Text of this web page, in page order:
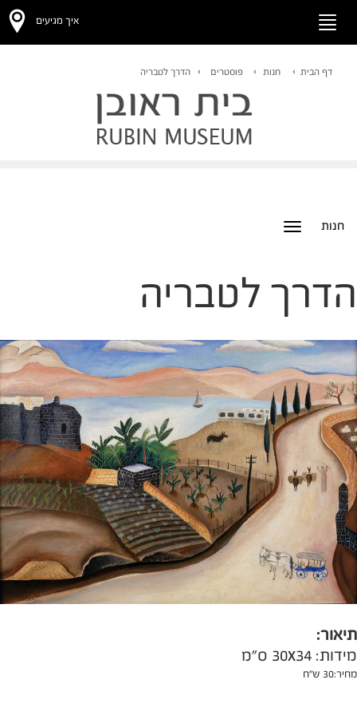
Toggle
איך מגיעים
דף הבית חנות פוסטרים הדרך לטבריה
חנות
Toggle
הדרך לטבריה
תיאור:
מידות:
מחיר:30 ש"ח